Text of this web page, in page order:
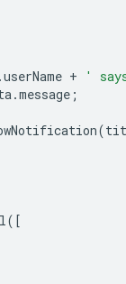
.userName +
'
.message ;
(
([